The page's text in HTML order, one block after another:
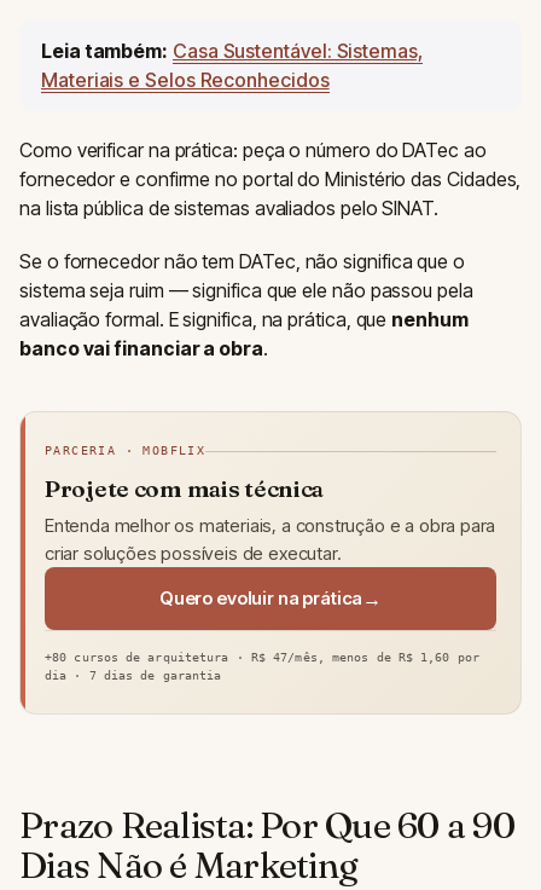
Leia também: Casa Sustentável: Sistemas,
Materiais e Selos Reconhecidos
Como verificar na prática: peça o número do DATec ao
fornecedor e confirme no portal do Ministério das Cidades,
na lista pública de sistemas avaliados pelo SINAT.
Se o fornecedor não tem DATec, não significa que o
sistema seja ruim — significa que ele não passou pela
avaliação formal. E significa, na prática, que nenhum
banco vai financiar a obra.
PARCERIA · MOBFLIX
Projete com mais técnica
Entenda melhor os materiais, a construção e a obra para
criar soluções possíveis de executar.
Quero evoluir na prática
+80 cursos de arquitetura · R$ 47/mês, menos de R$ 1,60 por
dia · 7 dias de garantia
Prazo Realista: Por Que 60 a 90
Dias Não é Marketing